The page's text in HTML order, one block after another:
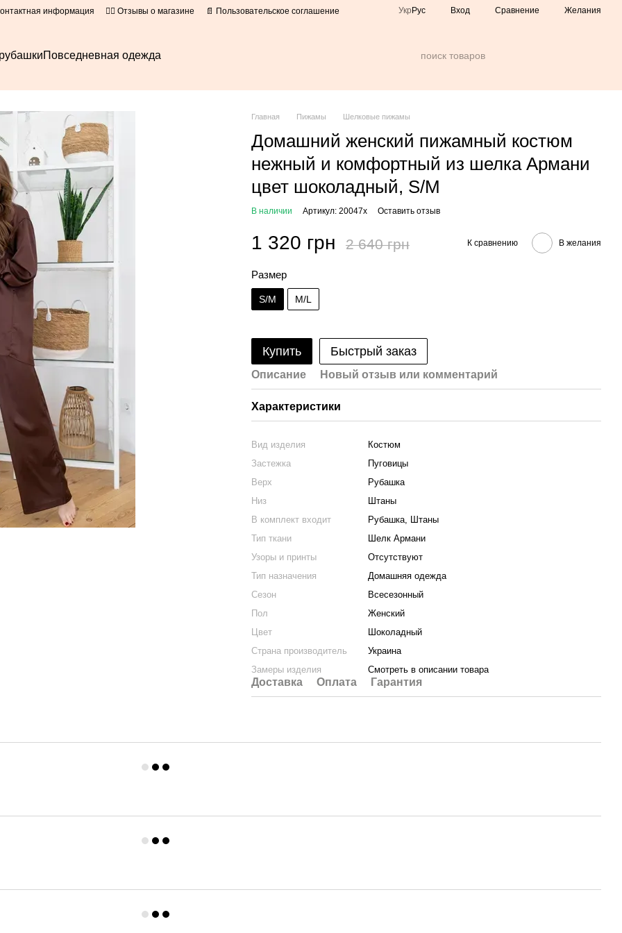
информация 👍🏻 Отзывы о магазине 📄 Пользовательское соглашение Укр Рус Вход Сравнение Желания
Повседневная одежда
Главная Пижамы Шелковые пижамы
Домашний женский пижамный костюм
нежный и комфортный из шелка Армани
цвет шоколадный, S/M
В наличии Артикул: 20047х Оставить отзыв
1 320 грн 2 640 грн К сравнению В желания
Размер
S/M M/L
Купить Быстрый заказ
Описание Новый отзыв или комментарий
Характеристики
Вид изделия
Костюм
Застежка
Пуговицы
Верх
Рубашка
Низ
Штаны
В комплект входит
Рубашка, Штаны
Тип ткани
Шелк Армани
Узоры и принты
Отсутствуют
Тип назначения
Домашняя одежда
Сезон
Всесезонный
Пол
Женский
Цвет
Шоколадный
Страна производитель
Украина
Замеры изделия
Смотреть в описании товара
Доставка Оплата Гарантия